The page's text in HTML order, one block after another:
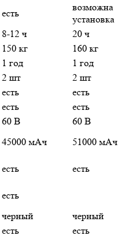
есть
возможна
установка
8-12 ч
20 ч
150 кг
160 кг
1 год
1 год
2 шт
2 шт
есть
есть
есть
есть
60 В
60 В
45000 мАч
51000 мАч
есть
есть
есть
черный
черный
есть
есть